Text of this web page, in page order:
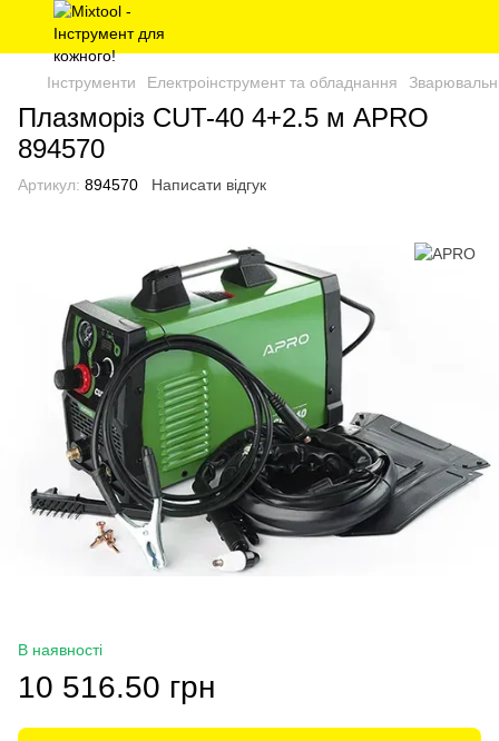
Інструменти Електроінструмент та обладнання
Плазморіз CUT-40 4+2.5 м APRO
894570
Артикул: 894570 Написати відгук
В наявності
10 516.50 грн